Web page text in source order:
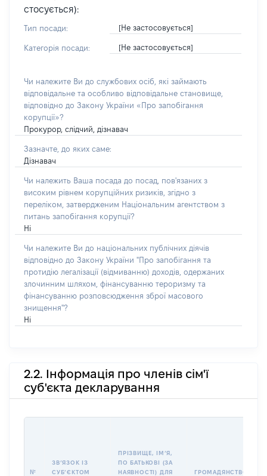
стосується):
Тип посади: [Не застосовується]
Категорія посади: [Не застосовується]
Чи належите Ви до службових осіб, які займають
відповідальне та особливо відповідальне становище,
відповідно до Закону України «Про запобігання
корупції»?
Прокурор, слідчий, дізнавач
Зазначте, до яких саме:
Дізнавач
Чи належить Ваша посада до посад, пов'язаних з
високим рівнем корупційних ризиків, згідно з
переліком, затвердженим Національним агентством з
питань запобігання корупції?
Ні
Чи належите Ви до національних публічних діячів
відповідно до Закону України "Про запобігання та
протидію легалізації (відмиванню) доходів, одержаних
злочинним шляхом, фінансуванню тероризму та
фінансуванню розповсюдження зброї масового
знищення"?
Ні
2.2. Інформація про членів сім'ї
суб'єкта декларування
№
ЗВʼЯЗОК ІЗ
СУБʼЄКТОМ
ПРІЗВИЩЕ, ІМʼЯ,
ПО БАТЬКОВІ (ЗА
НАЯВНОСТІ) ДЛЯ
ГРОМАДЯНСТВО